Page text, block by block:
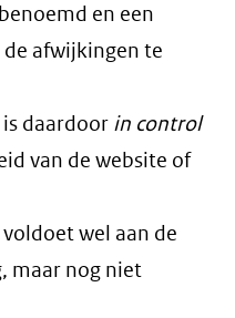
en een
afwijkingen te
daardoor in control
van de website of
wel aan de
maar nog niet